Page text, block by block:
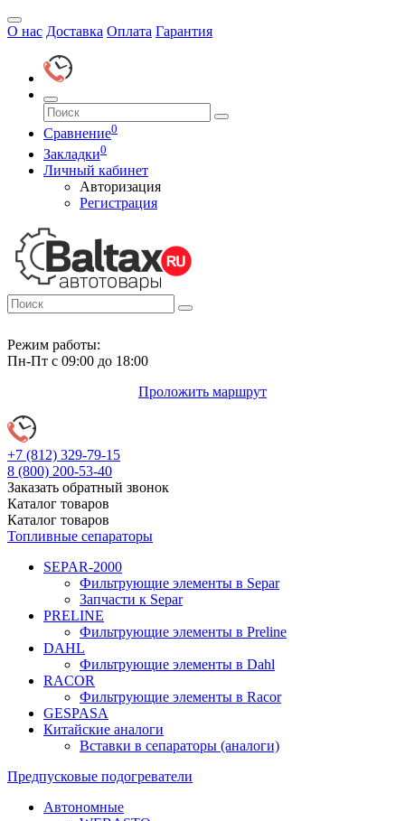
О нас Доставка Оплата Гарантия
Сравнение0
Закладки0
Личный кабинет
Авторизация
Регистрация
Режим работы:
Пн-Пт с 09:00 до 18:00
Проложить маршрут
+7 (812) 329-79-15
8 (800) 200-53-40
Заказать обратный звонок
Каталог товаров
Каталог товаров
Топливные сепараторы
SEPAR-2000
Фильтрующие элементы в Separ
Запчасти к Separ
PRELINE
Фильтрующие элементы в Preline
DAHL
Фильтрующие элементы в Dahl
RACOR
Фильтрующие элементы в Racor
GESPASA
Китайские аналоги
Вставки в сепараторы (аналоги)
Предпусковые подогреватели
Автономные